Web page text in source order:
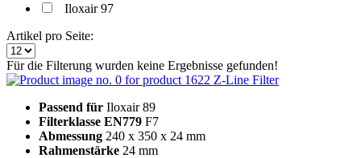
Iloxair 97
Artikel pro Seite:
Für die Filterung wurden keine Ergebnisse gefunden!
Z-Line Filter
Passend für Iloxair 89
Filterklasse EN779 F7
Abmessung 240 x 350 x 24 mm
Rahmenstärke 24 mm